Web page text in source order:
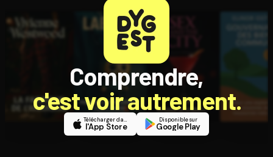
Comprendre,
c'est voir autrement.
Télécharger dans
l'App Store
Disponible sur
Google Play